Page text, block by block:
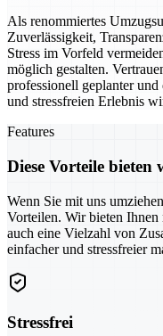
Als renommiertes
Zuverlässigkeit,
Stress im Vorfeld
möglich gestalten.
professionell geplanter
und stressfreien Erlebnis
Features
Diese Vorteile bieten
Wenn Sie mit uns
Vorteilen. Wir bieten Ihnen
auch eine Vielzahl von
einfacher und stressfreier
Stressfrei